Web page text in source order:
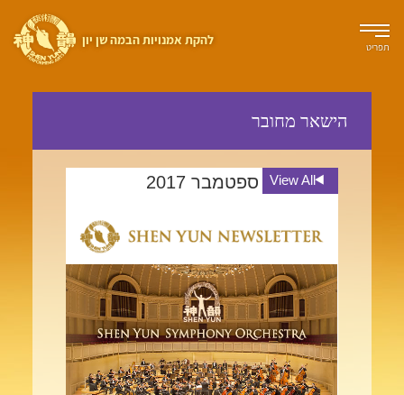
להקת אמנויות הבמה שן יון תפריט
הישאר מחובר
View All ספטמבר 2017